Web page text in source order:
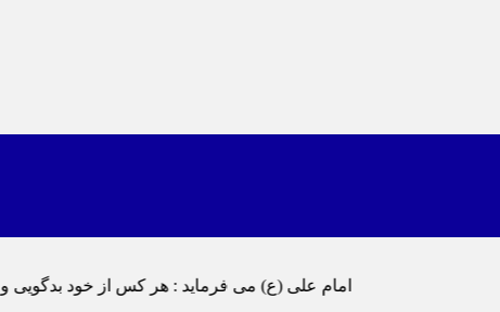
امام علی (ع) می فرماید : هر کس از خود بدگویی و انتقاد کند٬ خود را اصلاح کرده و هر کس خودستایی نماید٬ پس به تحقیق خویش را تباه نموده است.